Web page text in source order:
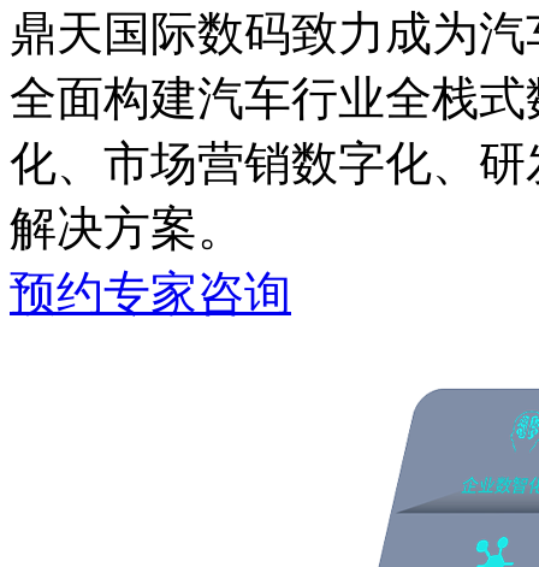
鼎天国际数码致力成为汽
全面构建汽车行业全栈式
化、市场营销数字化
解决方案。
预约专家咨询